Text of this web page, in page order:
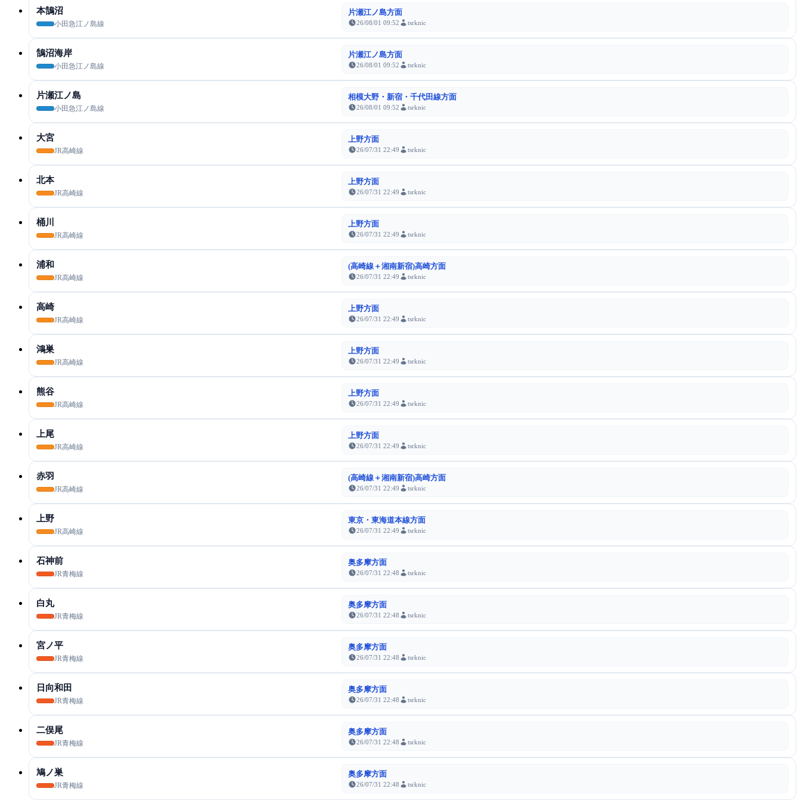
本鵠沼
小田急江ノ島線
片瀬江ノ島方面
26/08/01 09:52 tsrknic
鵠沼海岸
小田急江ノ島線
片瀬江ノ島方面
26/08/01 09:52 tsrknic
片瀬江ノ島
小田急江ノ島線
相模大野・新宿・千代田線方面
26/08/01 09:52 tsrknic
大宮
JR高崎線
上野方面
26/07/31 22:49 tsrknic
北本
JR高崎線
上野方面
26/07/31 22:49 tsrknic
桶川
JR高崎線
上野方面
26/07/31 22:49 tsrknic
浦和
JR高崎線
(高崎線＋湘南新宿)高崎方面
26/07/31 22:49 tsrknic
高崎
JR高崎線
上野方面
26/07/31 22:49 tsrknic
鴻巣
JR高崎線
上野方面
26/07/31 22:49 tsrknic
熊谷
JR高崎線
上野方面
26/07/31 22:49 tsrknic
上尾
JR高崎線
上野方面
26/07/31 22:49 tsrknic
赤羽
JR高崎線
(高崎線＋湘南新宿)高崎方面
26/07/31 22:49 tsrknic
上野
JR高崎線
東京・東海道本線方面
26/07/31 22:49 tsrknic
石神前
JR青梅線
奥多摩方面
26/07/31 22:48 tsrknic
白丸
JR青梅線
奥多摩方面
26/07/31 22:48 tsrknic
宮ノ平
JR青梅線
奥多摩方面
26/07/31 22:48 tsrknic
日向和田
JR青梅線
奥多摩方面
26/07/31 22:48 tsrknic
二俣尾
JR青梅線
奥多摩方面
26/07/31 22:48 tsrknic
鳩ノ巣
JR青梅線
奥多摩方面
26/07/31 22:48 tsrknic